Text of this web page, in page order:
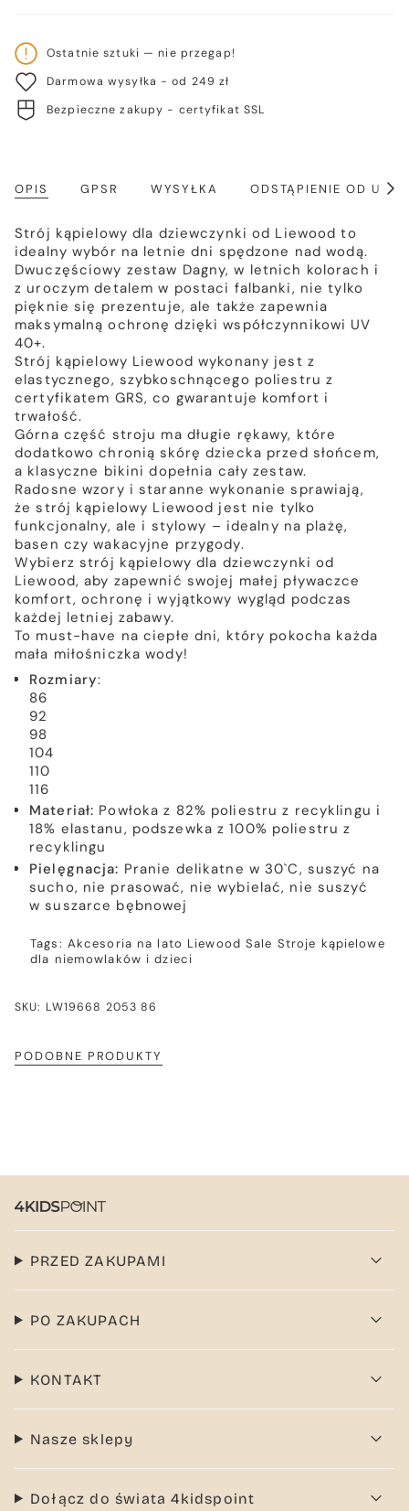
Ostatnie sztuki — nie przegap!
Darmowa wysyłka - od 249 zł
Bezpieczne zakupy - certyfikat SSL
OPIS GPSR WYSYŁKA ODSTĄPIENIE OD
Strój kąpielowy dla dziewczynki od Liewood to
idealny wybór na letnie dni spędzone nad wodą.
Dwuczęściowy zestaw Dagny, w letnich kolorach i
z uroczym detalem w postaci falbanki, nie tylko
pięknie się prezentuje, ale także zapewnia
maksymalną ochronę dzięki współczynnikowi UV
40+.
Strój kąpielowy Liewood wykonany jest z
elastycznego, szybkoschnącego poliestru z
certyfikatem GRS, co gwarantuje komfort i
trwałość.
Górna część stroju ma długie rękawy, które
dodatkowo chronią skórę dziecka przed słońcem,
a klasyczne bikini dopełnia cały zestaw.
Radosne wzory i staranne wykonanie sprawiają,
że strój kąpielowy Liewood jest nie tylko
funkcjonalny, ale i stylowy – idealny na plażę,
basen czy wakacyjne przygody.
Wybierz strój kąpielowy dla dziewczynki od
Liewood, aby zapewnić swojej małej pływaczce
komfort, ochronę i wyjątkowy wygląd podczas
każdej letniej zabawy.
To must-have na ciepłe dni, który pokocha każda
mała miłośniczka wody!
Rozmiary:
86
92
98
104
110
116
Materiał: Powłoka z 82% poliestru z recyklingu i
18% elastanu, podszewka z 100% poliestru z
recyklingu
Pielęgnacja: Pranie delikatne w 30`C, suszyć na
sucho, nie prasować, nie wybielać, nie suszyć
w suszarce bębnowej
Tags: Akcesoria na lato Liewood Sale Stroje kąpielowe
dla niemowlaków i dzieci
SKU: LW19668 2053 86
PODOBNE PRODUKTY
PRZED ZAKUPAMI
PO ZAKUPACH
KONTAKT
Nasze sklepy
Dołącz do świata 4kidspoint